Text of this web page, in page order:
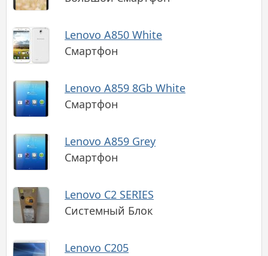
Lenovo A850 White
Смартфон
Lenovo A859 8Gb White
Смартфон
Lenovo A859 Grey
Смартфон
Lenovo C2 SERIES
Системный Блок
Lenovo C205